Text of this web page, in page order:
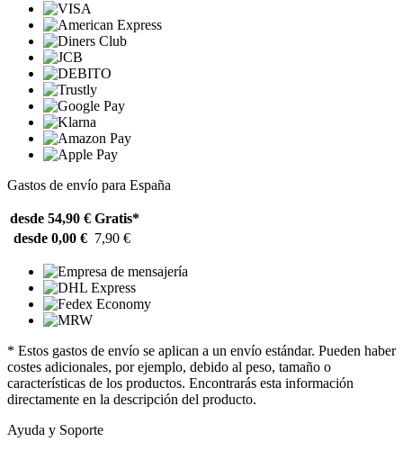
Gastos de envío para España
desde 54,90 € Gratis*
desde 0,00 € 7,90 €
* Estos gastos de envío se aplican a un envío estándar. Pueden haber
costes adicionales, por ejemplo, debido al peso, tamaño o
características de los productos. Encontrarás esta información
directamente en la descripción del producto.
Ayuda y Soporte